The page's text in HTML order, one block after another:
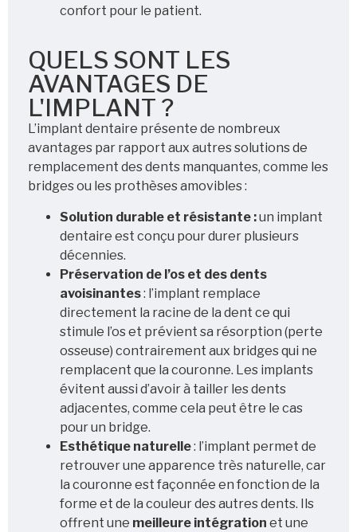
confort pour le patient.
QUELS SONT LES
AVANTAGES DE
L'IMPLANT ?
L’implant dentaire présente de nombreux
avantages par rapport aux autres solutions de
remplacement des dents manquantes, comme les
bridges ou les prothèses amovibles :
Solution durable et résistante :un implant
dentaire est conçu pour durer plusieurs
décennies.
Préservation de l’os et des dents
avoisinantes: l’implant remplace
directement la racine de la dent ce qui
stimule l’os et prévient sa résorption (perte
osseuse) contrairement aux bridges qui ne
remplacent que la couronne. Les implants
évitent aussi d’avoir à tailler les dents
adjacentes, comme cela peut être le cas
pour un bridge.
Esthétique naturelle: l’implant permet de
retrouver une apparence très naturelle, car
la couronne est façonnée en fonction de la
forme et de la couleur des autres dents. Ils
offrent une meilleure intégration et une